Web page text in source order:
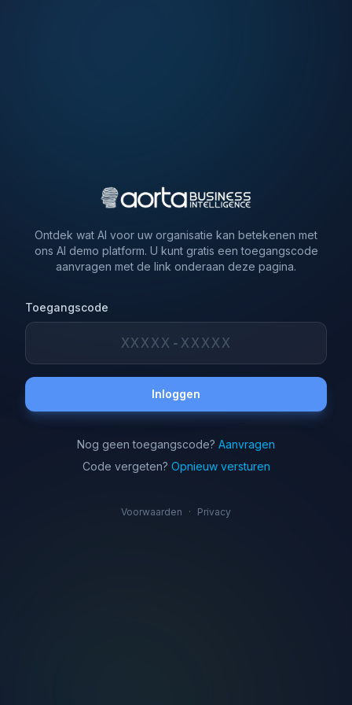
Ontdek wat AI voor uw organisatie kan betekenen met
ons AI demo platform. U kunt gratis een toegangscode
aanvragen met de link onderaan deze pagina.
Toegangscode
Inloggen
Nog geen toegangscode? Aanvragen
Code vergeten? Opnieuw versturen
Voorwaarden · Privacy